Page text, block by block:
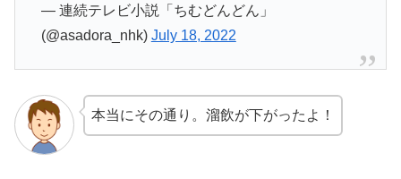
— 連続テレビ小説「ちむどんどん」
(@asadora_nhk) July 18, 2022
本当にその通り。溜飲が下がったよ！